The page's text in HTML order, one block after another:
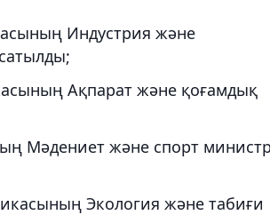
Индустрия және
Ақпарат және қоғамдық
Мәдениет және спорт
Экология және табиғи